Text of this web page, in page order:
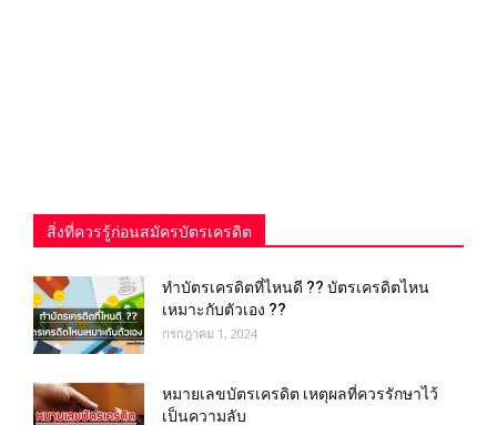
สิ่งที่ควรรู้ก่อนสมัครบัตรเครดิต
ทำบัตรเครดิตที่ไหนดี ?? บัตรเครดิตไหน
เหมาะกับตัวเอง ??
กรกฎาคม 1, 2024
หมายเลขบัตรเครดิต เหตุผลที่ควรรักษาไว้
เป็นความลับ